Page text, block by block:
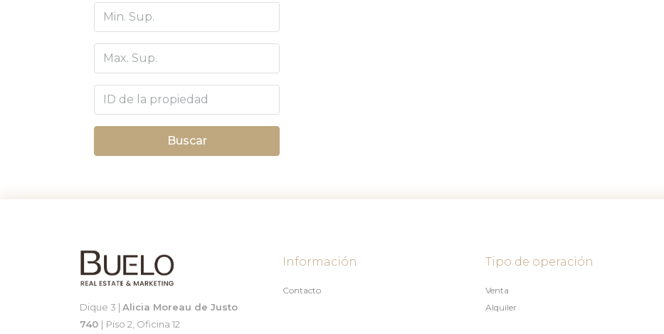
Buscar
Dique 3 | Alicia Moreau de Justo
740 | Piso 2, Oficina 12
Información
Contacto
Tipo de operación
Venta
Alquiler